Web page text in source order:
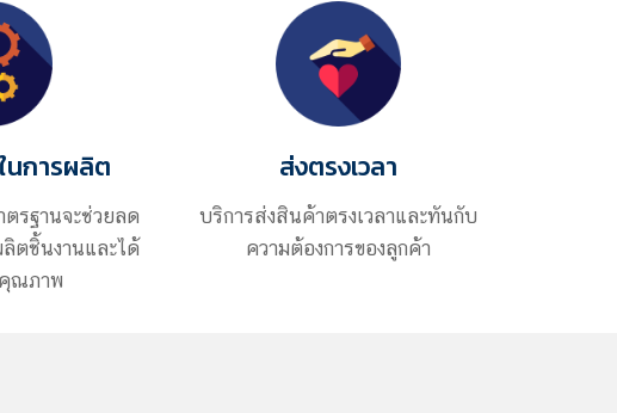
นการผลิต
รฐานจะช่วยลด
ตชิ้นงานและได้
ณภาพ
ส่งตรงเวลา
บริการส่งสินค้าตรงเวลาและทันกับ
ความต้องการของลูกค้า